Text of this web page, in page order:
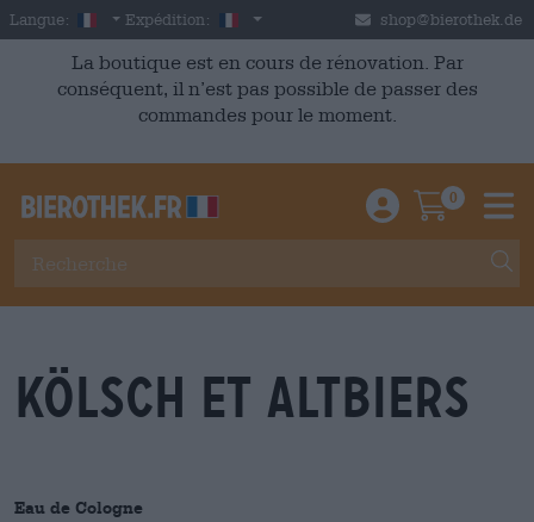
Skip to main content
Langue: French
Expédition: France shop@bierothek.de
La boutique est en cours de rénovation. Par
conséquent, il n’est pas possible de passer des
commandes pour le moment.
Einloggen /
0
kölsch et altbiers
Eau de Cologne